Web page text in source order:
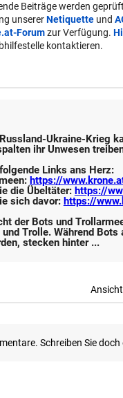
Beiträge werden
unsererNetiquette und
Forumzur Verfügung.
kontaktieren.